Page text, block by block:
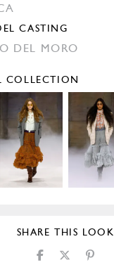
CASTING
DEL MORO
COLLECTION
SHARE THIS LOOK